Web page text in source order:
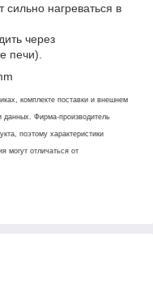
нагреваться в
через
печи).
комплекте поставки и внешнем
данных. Фирма-производитель
поэтому характеристики
могут отличаться от